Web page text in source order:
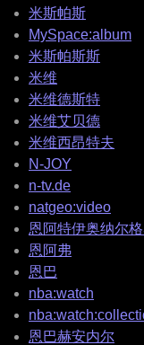
米斯帕斯
MySpace:album
米斯帕斯斯
米维
米维德斯特
米维艾贝德
米维西昂特夫
N-JOY
n-tv.de
natgeo:video
恩阿特伊奥纳尔
恩阿弗
恩巴
nba:watch
恩巴赫安内尔